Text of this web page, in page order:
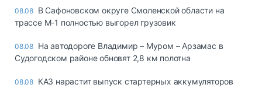
08.08 В Сафоновском округе Смоленской области на
трассе М-1 полностью выгорел грузовик
08.08 На автодороге Владимир – Муром – Арзамас в
Судогодском районе обновят 2,8 км полотна
08.08 КАЗ нарастит выпуск стартерных аккумуляторов